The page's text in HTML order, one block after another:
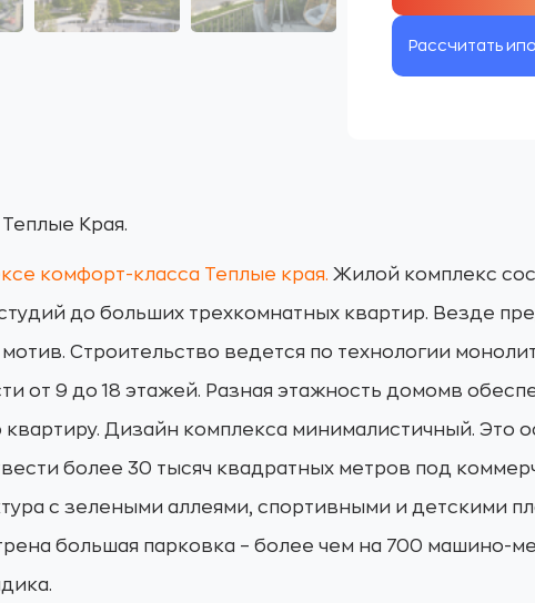
Рассчитать
Края.
комфорт-класса Теплые края. Жилой комплекс
до больших трехкомнатных квартир. Везде
Строительство ведется по технологии
от 9 до 18 этажей. Разная этажность домомв
Дизайн комплекса минималистичный. Это
более 30 тысяч квадратных метров под
с зелеными аллеями, спортивными и детскими
большая парковка – более чем на 700 машино-